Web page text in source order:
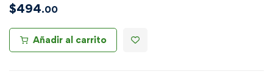
$494.00
Añadir al carrito